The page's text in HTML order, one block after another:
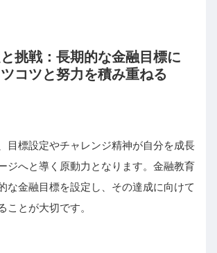
挑戦：長期的な金融目標に
コツと努力を積み重ねる
目標設定やチャレンジ精神が自分を成長
ジへと導く原動力となります。金融教育
な金融目標を設定し、その達成に向けて
ことが大切です。